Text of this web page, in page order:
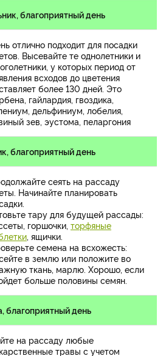
благоприятный день
отлично подходит для посадки
Высевайте те однолетники и
у которых период от
всходов до цветения
более 130 дней. Это
гайлардия, гвоздика,
дельфиниум, лобелия,
зев, эустома, пеларгония
благоприятный день
сеять на рассаду
Начинайте планировать
тару для будущей рассады:
горшочки, торфяные
, ящички.
семена на всхожесть:
в землю или положите во
ткань, марлю. Хорошо, если
больше половины семян.
благоприятный день
на рассаду любые
травы с учетом